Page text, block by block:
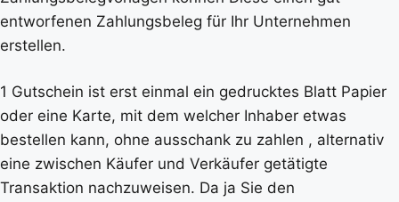
entworfenen Zahlungsbeleg für Ihr Unternehmen
erstellen.
1 Gutschein ist erst einmal ein gedrucktes Blatt Papier
oder eine Karte, mit dem welcher Inhaber etwas
bestellen kann, ohne ausschank zu zahlen , alternativ
eine zwischen Käufer und Verkäufer getätigte
Transaktion nachzuweisen. Da ja Sie den